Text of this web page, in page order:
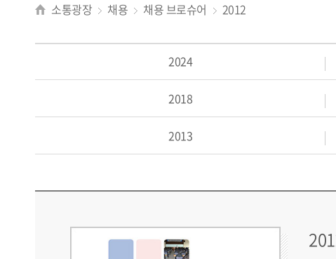
소통광장 채용 채용 브로슈어 2012
2024
2018
2013